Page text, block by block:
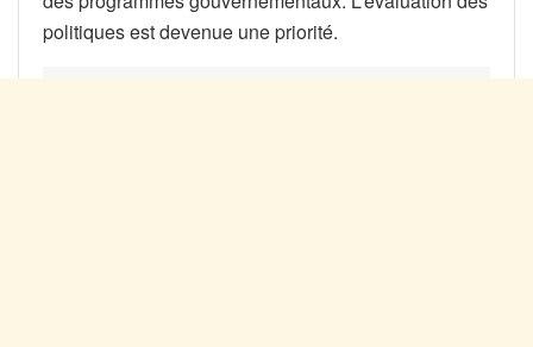
politiques est devenue une priorité.